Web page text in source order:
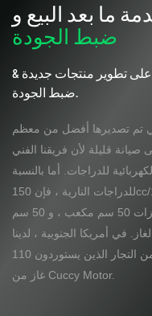
ما بعد البيع و
ضبط الجودة
تطوير منتجات جديدة &
ضبط الجودة.
تم تصديرها أفضل من معظم
صيانة قليلة لأن فريقنا الفني
للدراجات.
أما بالنسبة
للدراجات النارية ، فإن 150cc/125cc/110cc/100cc مستقرة عالية الجودة
، نحن أيضًا ماهرون مع إنتاج دراجة غازات 50 سم مكعب ، و 50 سم
في أمريكا الجنوبية ، لدينا
العديد من التجار الذين يستوردون 110cc 90cc 70cc 50cc دراجة نارية
غاز من Cuccy Motor.